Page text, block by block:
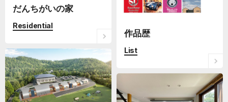
作品歴
List
だんちがいの家
Residential